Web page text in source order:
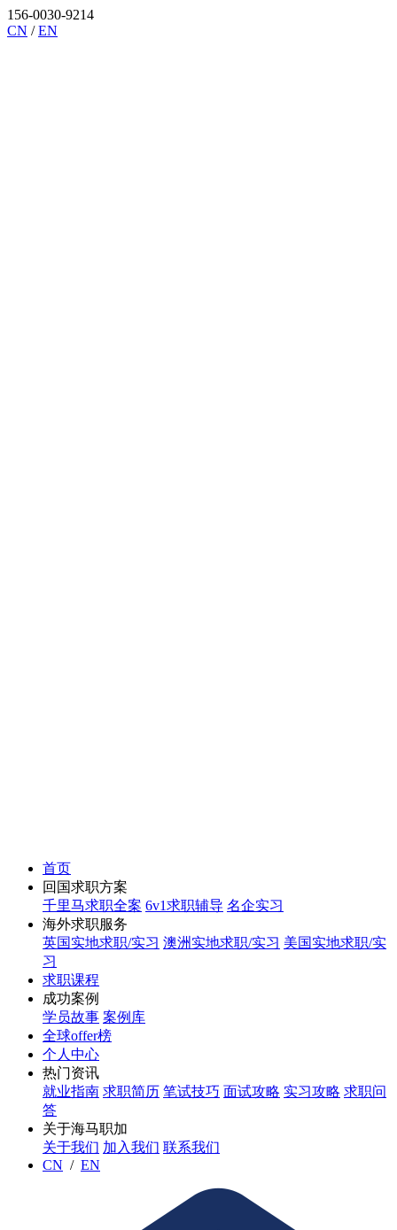
156-0030-9214
CN /EN
首页
回国求职方案
千里马求职全案 6v1求职辅导 名企实习
海外求职服务
英国实地求职/实习 澳洲实地求职/实习 美国实地求职/实
习
求职课程
成功案例
学员故事 案例库
全球offer榜
个人中心
热门资讯
就业指南 求职简历 笔试技巧 面试攻略 实习攻略 求职问
答
关于海马职加
关于我们 加入我们 联系我们
CN / EN